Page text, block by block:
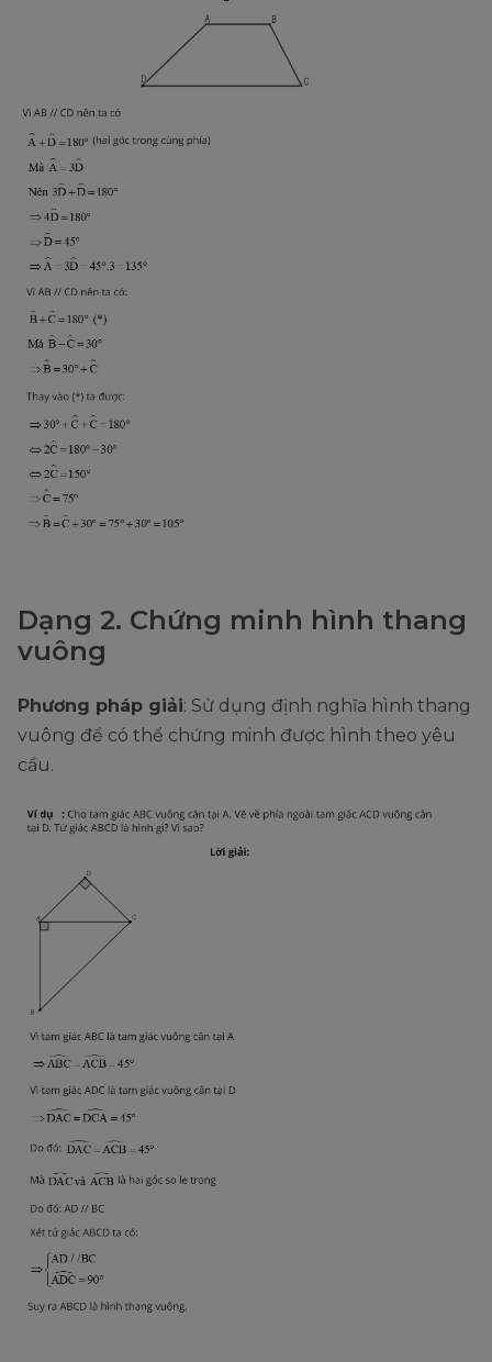
Dạng 2. Chứng minh hình thang
vuông
Phương pháp giải: Sử dụng định nghĩa hình thang
vuông để có thể chứng minh được hình theo yêu
cầu.